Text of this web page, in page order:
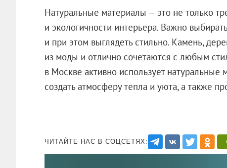
Натуральные материалы — это не только
и экологичности интерьера. Важно
и при этом выглядеть стильно. Камень,
из моды и отлично сочетаются с любым
в Москве активно использует натуральные
создать атмосферу тепла и уюта, а также
ЧИТАЙТЕ НАС В СОЦСЕТЯХ: